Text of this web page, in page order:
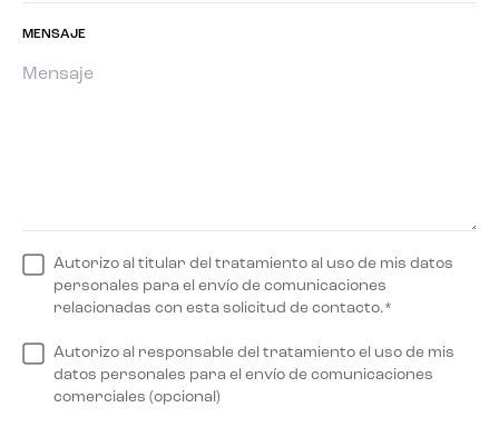
MENSAJE
Autorizo al titular del tratamiento al uso de mis datos
personales para el envío de comunicaciones
relacionadas con esta solicitud de contacto.*
Autorizo al responsable del tratamiento el uso de mis
datos personales para el envío de comunicaciones
comerciales (opcional)